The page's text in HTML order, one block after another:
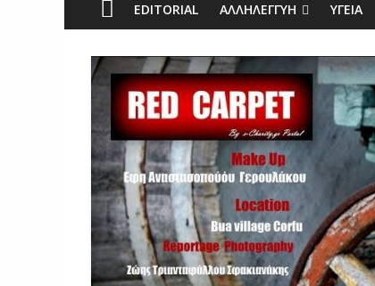
EDITORIAL ΑΛΛΗΛΕΓΓΥΗ ΥΓΕΊΑ